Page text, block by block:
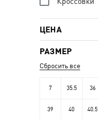
ЦЕНА
РАЗМЕР
Сбросить все
7 35.5 36
39 40 40.5